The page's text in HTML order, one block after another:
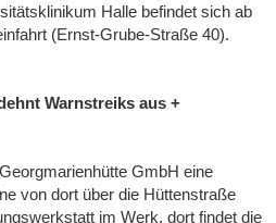
Halle befindet sich ab
(Ernst-Grube-Straße 40).
Warnstreiks aus +
GmbH eine
von dort über die Hüttenstraße
im Werk, dort findet die